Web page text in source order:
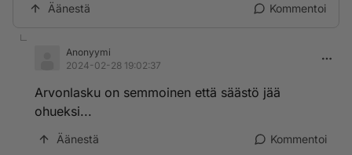
Äänestä Kommentoi
Anonyymi
2024-02-28 19:02:37
Arvonlasku on semmoinen että säästö jää
ohueksi...
Äänestä Kommentoi